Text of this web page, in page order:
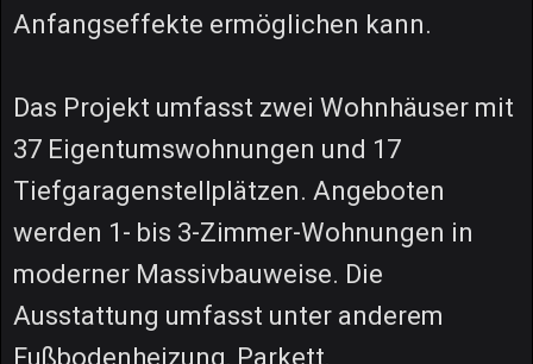
Anfangseffekte ermöglichen kann.
Das Projekt umfasst zwei Wohnhäuser mit
37 Eigentumswohnungen und 17
Tiefgaragenstellplätzen. Angeboten
werden 1- bis 3-Zimmer-Wohnungen in
moderner Massivbauweise. Die
Ausstattung umfasst unter anderem
Fußbodenheizung, Parkett,